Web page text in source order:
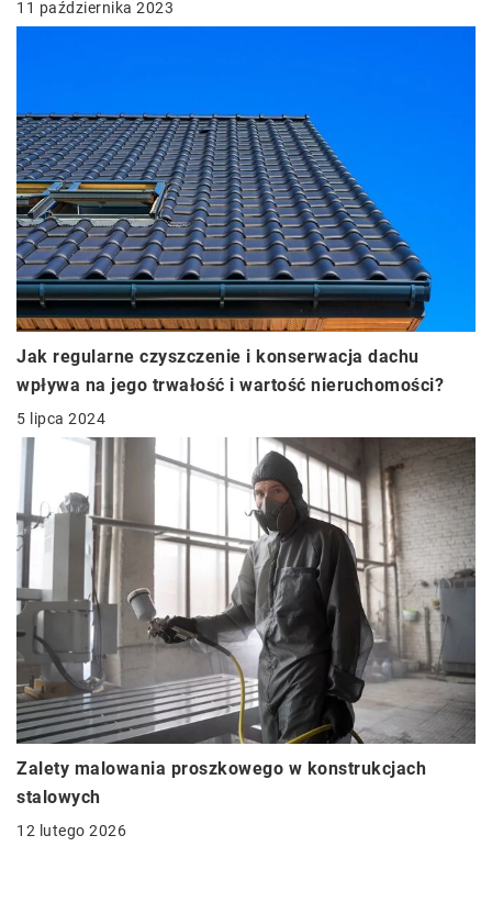
11 października 2023
Jak regularne czyszczenie i konserwacja dachu
wpływa na jego trwałość i wartość nieruchomości?
5 lipca 2024
Zalety malowania proszkowego w konstrukcjach
stalowych
12 lutego 2026